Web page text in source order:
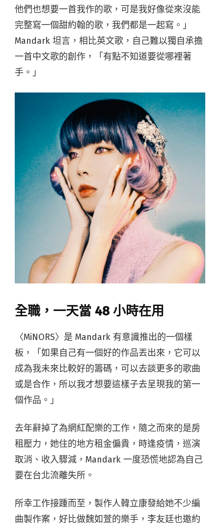
他們也想要一首我作的歌，可是我好像從來沒能
完整寫一個甜約翰的歌，我們都是一起寫。」
Mandark 坦言，相比英文歌，自己難以獨自承擔
一首中文歌的創作，「有點不知道要從哪裡著
手。」
全職，一天當 48 小時在用
〈MiNORS〉是 Mandark 有意識推出的一個樣
板，「如果自己有一個好的作品丟出來，它可以
成為我未來比較好的籌碼，可以去談更多的歌曲
或是合作，所以我才想要這樣子去呈現我的第一
個作品。」
去年辭掉了為網紅配樂的工作，隨之而來的是房
租壓力，她住的地方租金偏貴，時逢疫情，巡演
取消、收入驟減，Mandark 一度恐慌地認為自己
要在台北流離失所。
所幸工作接踵而至，製作人韓立康發給她不少編
曲製作案，好比做魏如萱的樂手，李友廷也邀約